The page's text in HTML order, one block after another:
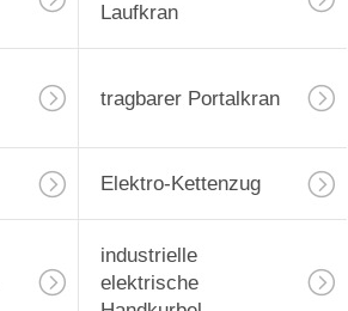
Laufkran
tragbarer Portalkran
Elektro-Kettenzug
industrielle
elektrische